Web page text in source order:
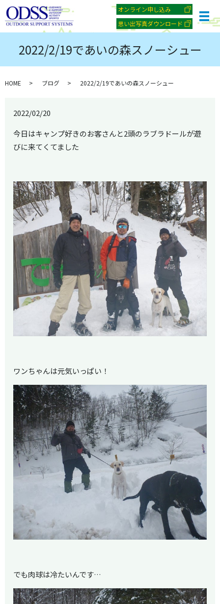
オンライン申し込み
思い出写真ダウンロード
メ
2022/2/19であいの森スノーシュー
HOME ブログ 2022/2/19であいの森スノーシュー
2022/02/20
今日はキャンプ好きのお客さんと2頭のラブラドールが遊
びに来てくてました
ワンちゃんは元気いっぱい！
でも肉球は冷たいんです…